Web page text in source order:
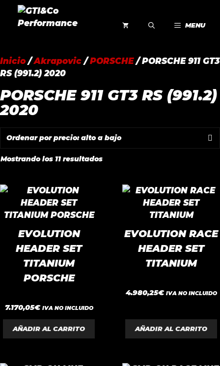
Saltar
MENU
Inicio/Akrapovic /PORSCHE/ PORSCHE 911 GT3
RS (991.2) 2020
PORSCHE 911 GT3 RS (991.2)
2020
Mostrando los 11 resultadosOrdenado
EVOLUTION
HEADER SET
TITANIUM
PORSCHE
0
d
e
5
7.170,05€ IVA NO INCLUIDO
AÑADIR AL CARRITO
EVOLUTION RACE
HEADER SET
TITANIUM
0
d
4.980,25€ IVA NO INCLUIDO
AÑADIR AL CARRITO